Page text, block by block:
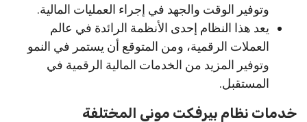
وتوفير الوقت والجهد في إجراء العمليات المالية.
يعد هذا النظام إحدى الأنظمة الرائدة في عالم
العملات الرقمية، ومن المتوقع أن يستمر في النمو
وتوفير المزيد من الخدمات المالية الرقمية في
المستقبل.
خدمات نظام بيرفكت موني المختلفة